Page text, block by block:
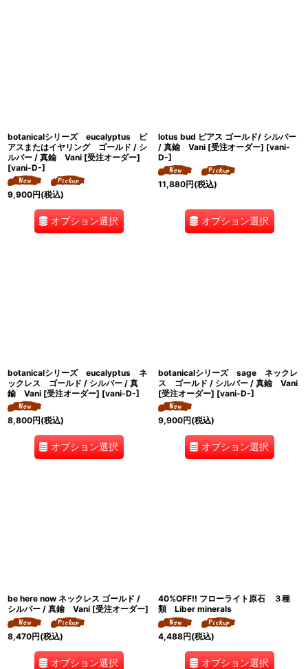
botanicalシリーズ eucalyptus ピ
アスまたはイヤリング ゴールド / シ
ルバー / 真鍮 Vani [受注オーダー]
[vani-D-]
9,900円(税込)
オプション選択
lotus bud ピアス ゴールド/ シルバー
/ 真鍮 Vani [受注オーダー] [vani-
D-]
11,880円(税込)
オプション選択
botanicalシリーズ eucalyptus ネ
ックレス ゴールド / シルバー / 真
鍮 Vani [受注オーダー] [vani-D-]
8,800円(税込)
オプション選択
botanicalシリーズ sage ネックレ
ス ゴールド / シルバー / 真鍮 Vani
[受注オーダー] [vani-D-]
9,900円(税込)
オプション選択
be here now ネックレス ゴールド /
シルバー / 真鍮 Vani [受注オーダー]
8,470円(税込)
オプション選択
40%OFF!! フローライト原石 ３種
類 Liber minerals
4,488円(税込)
オプション選択